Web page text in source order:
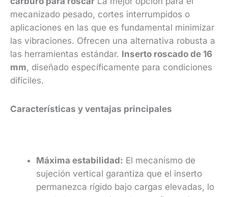
mecanizado pesado, cortes interrumpidos o
aplicaciones en las que es fundamental minimizar
las vibraciones. Ofrecen una alternativa robusta a
las herramientas estándar. Inserto roscado de 16
mm, diseñado específicamente para condiciones
difíciles.
Características y ventajas principales
Máxima estabilidad: El mecanismo de
sujeción vertical garantiza que el inserto
permanezca rígido bajo cargas elevadas, lo